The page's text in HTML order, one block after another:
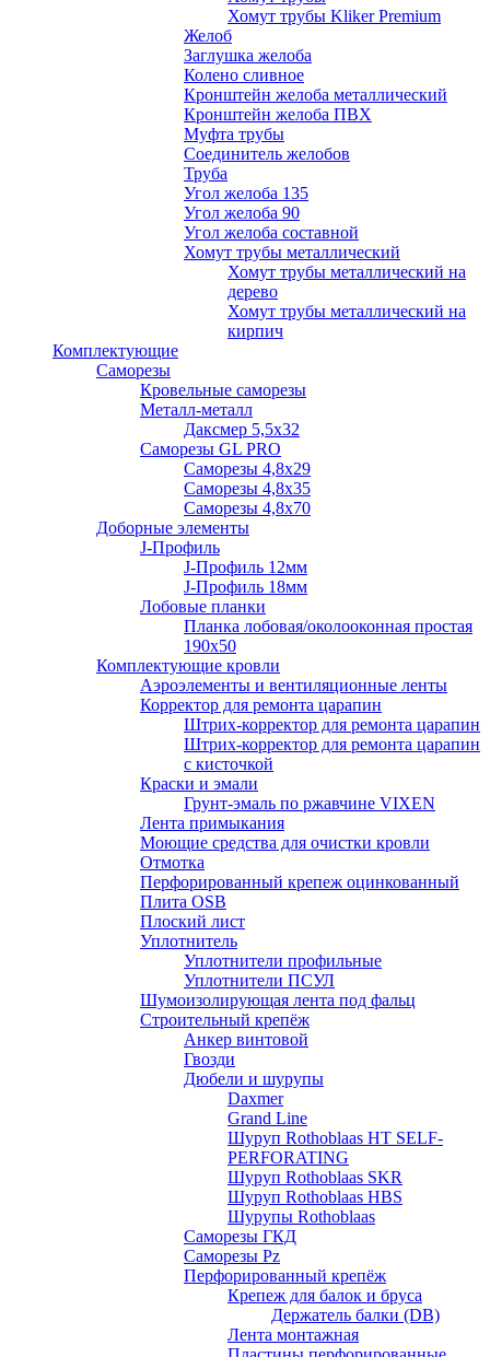
Хомут трубы Kliker Premium
Желоб
Заглушка желоба
Колено сливное
Кронштейн желоба металлический
Кронштейн желоба ПВХ
Муфта трубы
Соединитель желобов
Труба
Угол желоба 135
Угол желоба 90
Угол желоба составной
Хомут трубы металлический
Хомут трубы металлический на
дерево
Хомут трубы металлический на
кирпич
Комплектующие
Саморезы
Кровельные саморезы
Металл-металл
Даксмер 5,5х32
Саморезы GL PRO
Сaморезы 4,8х29
Сaморезы 4,8х35
Сaморезы 4,8х70
Доборные элементы
J-Профиль
J-Профиль 12мм
J-Профиль 18мм
Лобовые планки
Планка лобовая/околооконная простая
190х50
Комплектующие кровли
Аэроэлементы и вентиляционные ленты
Корректор для ремонта царапин
Штрих-корректор для ремонта царапин
Штрих-корректор для ремонта царапин
с кисточкой
Краски и эмали
Грунт-эмаль по ржавчине VIXEN
Лента примыкания
Моющие средства для очистки кровли
Отмотка
Перфорированный крепеж оцинкованный
Плита OSB
Плоский лист
Уплотнитель
Уплотнители профильные
Уплотнители ПСУЛ
Шумоизолирующая лента под фальц
Строительный крепёж
Анкер винтовой
Гвозди
Дюбели и шурупы
Daxmer
Grand Line
Шуруп Rothoblaas HT SELF-
PERFORATING
Шуруп Rothoblaas SKR
Шуруп Rothoblaas НВS
Шурупы Rothoblaas
Саморeзы ГКД
Саморезы Pz
Перфорированный крепёж
Крепеж для балок и бруса
Держатель балки (DB)
Лента монтажнaя